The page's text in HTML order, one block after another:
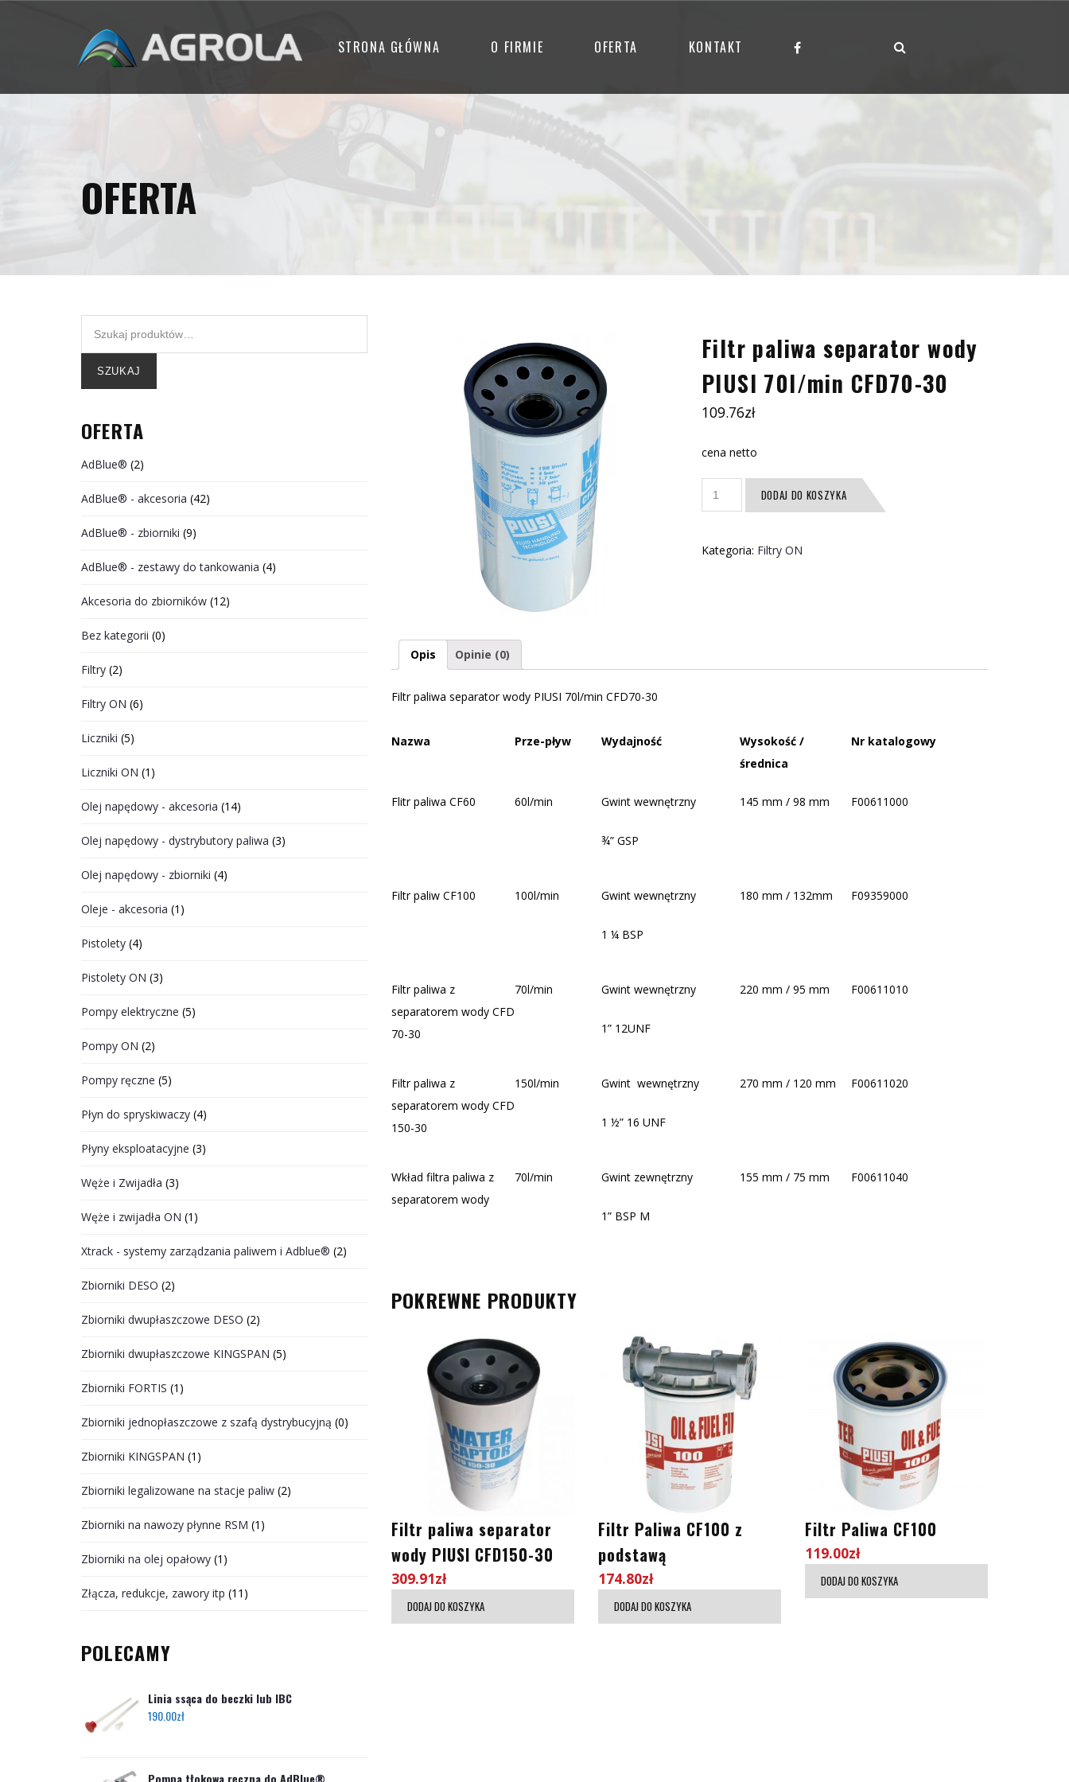
STRONA GŁÓWNA O FIRMIE OFERTA KONTAKT
OFERTA
SZUKAJ
OFERTA
AdBlue® (2)
AdBlue® - akcesoria (42)
AdBlue® - zbiorniki (9)
AdBlue® - zestawy do tankowania (4)
Akcesoria do zbiorników (12)
Bez kategorii (0)
Filtry (2)
Filtry ON (6)
Liczniki (5)
Liczniki ON (1)
Olej napędowy - akcesoria (14)
Olej napędowy - dystrybutory paliwa (3)
Olej napędowy - zbiorniki (4)
Oleje - akcesoria (1)
Pistolety (4)
Pistolety ON (3)
Pompy elektryczne (5)
Pompy ON (2)
Pompy ręczne (5)
Płyn do spryskiwaczy (4)
Płyny eksploatacyjne (3)
Węże i Zwijadła (3)
Węże i zwijadła ON (1)
Xtrack - systemy zarządzania paliwem i Adblue® (2)
Zbiorniki DESO (2)
Zbiorniki dwupłaszczowe DESO (2)
Zbiorniki dwupłaszczowe KINGSPAN (5)
Zbiorniki FORTIS (1)
Zbiorniki jednopłaszczowe z szafą dystrybucyjną (0)
Zbiorniki KINGSPAN (1)
Zbiorniki legalizowane na stacje paliw (2)
Zbiorniki na nawozy płynne RSM (1)
Zbiorniki na olej opałowy (1)
Złącza, redukcje, zawory itp (11)
POLECAMY
Linia ssąca do beczki lub IBC
190.00zł
Pompa tłokowa ręczna do AdBlue®
Filtr paliwa separator wody
PIUSI 70l/min CFD70-30
109.76zł
cena netto
Filtr
wody
DODAJ DO KOSZYKA
Kategoria: Filtry ON
Opis Opinie (0)
Filtr paliwa separator wody PIUSI 70l/min CFD70-30
Nazwa Prze-pływ Wydajność
Wysokość /
średnica
Nr katalogowy
Flitr paliwa CF60 60l/min Gwint wewnętrzny
¾” GSP
145 mm / 98 mm F00611000
Filtr paliw CF100 100l/min Gwint wewnętrzny
1 ¼ BSP
180 mm / 132mm F09359000
Filtr paliwa z
separatorem wody CFD
70-30
70l/min Gwint wewnętrzny
1” 12UNF
220 mm / 95 mm F00611010
Filtr paliwa z
separatorem wody CFD
150-30
150l/min Gwint wewnętrzny
1 ½” 16 UNF
270 mm / 120 mm F00611020
Wkład filtra paliwa z
separatorem wody
70l/min Gwint zewnętrzny
1” BSP M
155 mm / 75 mm F00611040
POKREWNE PRODUKTY
Filtr paliwa separator
wody PIUSI CFD150-30
309.91zł
DODAJ DO KOSZYKA
Filtr Paliwa CF100 z
podstawą
174.80zł
DODAJ DO KOSZYKA
Filtr Paliwa CF100
119.00zł
DODAJ DO KOSZYKA